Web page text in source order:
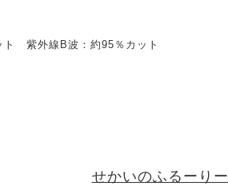
ト 紫外線B波：約95％カット
せかいのふるーりー